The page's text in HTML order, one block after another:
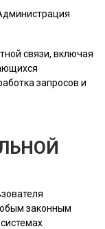
связи, включая
запросов и
законным